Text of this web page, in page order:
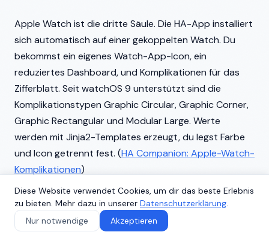
Apple Watch ist die dritte Säule. Die HA-App installiert
sich automatisch auf einer gekoppelten Watch. Du
bekommst ein eigenes Watch-App-Icon, ein
reduziertes Dashboard, und Komplikationen für das
Zifferblatt. Seit watchOS 9 unterstützt sind die
Komplikationstypen Graphic Circular, Graphic Corner,
Graphic Rectangular und Modular Large. Werte
werden mit Jinja2-Templates erzeugt, du legst Farbe
und Icon getrennt fest. (HA Companion: Apple-Watch-
Komplikationen)
Bei Markus zeigt die Watch auf dem Zifferblatt
"Modular" eine Garagentor-Komplikation, eine
Werkstatt-Temperatur und einen Schnellzugriff auf
Diese Website verwendet Cookies, um dir das beste Erlebnis
zu bieten. Mehr dazu in unserer Datenschutzerklärung.
Nur notwendige
Akzeptieren